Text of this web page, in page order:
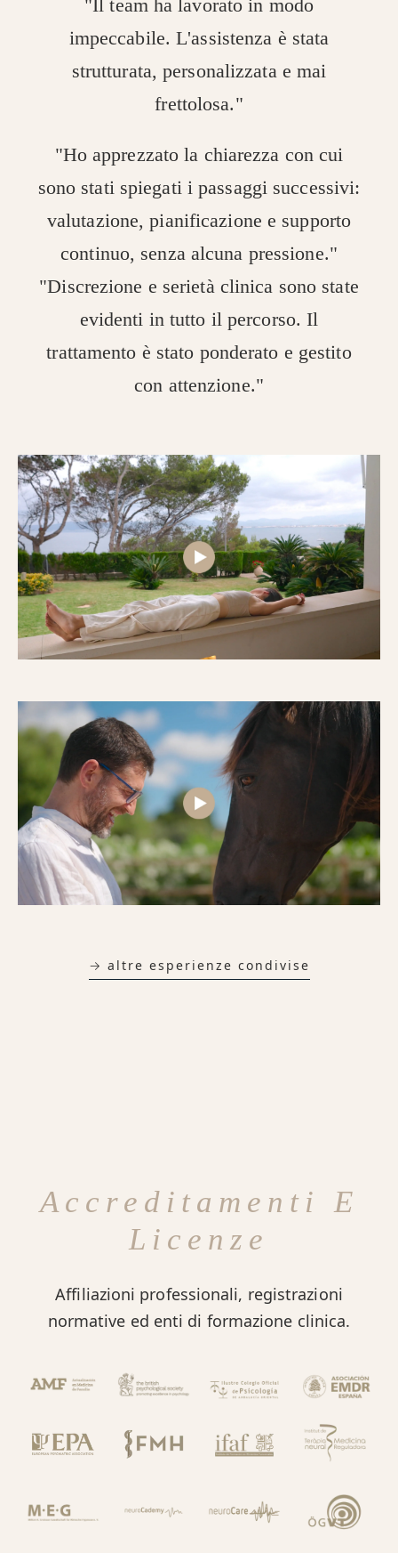
"Il team ha lavorato in modo
impeccabile. L'assistenza è stata
strutturata, personalizzata e mai
frettolosa."
"Ho apprezzato la chiarezza con cui
sono stati spiegati i passaggi successivi:
valutazione, pianificazione e supporto
continuo, senza alcuna pressione."
"Discrezione e serietà clinica sono state
evidenti in tutto il percorso. Il
trattamento è stato ponderato e gestito
con attenzione."
→ altre esperienze condivise
Accreditamenti E
Licenze
Affiliazioni professionali, registrazioni
normative ed enti di formazione clinica.